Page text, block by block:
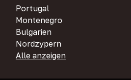
Portugal
Montenegro
Bulgarien
Nordzypern
Alle anzeigen